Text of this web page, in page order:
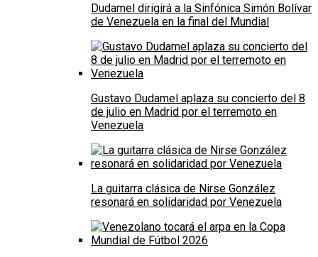
Dudamel dirigirá a la Sinfónica Simón Bolívar
de Venezuela en la final del Mundial
Gustavo Dudamel aplaza su concierto del 8
de julio en Madrid por el terremoto en
Venezuela
La guitarra clásica de Nirse González
resonará en solidaridad por Venezuela